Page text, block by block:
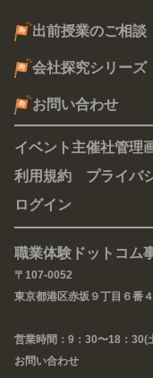
出前授業のご相談
会社探究シリーズ
お問い合わせ
イベント主催社管理
利用規約
プライバ
ログイン
職業体験ドットコム
〒107-0052
東京都港区赤坂９丁目６番
営業時間：9：30〜18：30(
お問い合わせ